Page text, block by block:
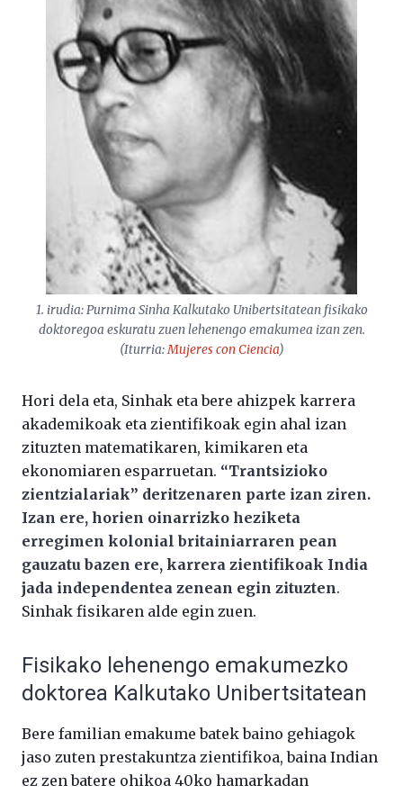
1. irudia: Purnima Sinha Kalkutako Unibertsitatean fisikako
doktoregoa eskuratu zuen lehenengo emakumea izan zen.
(Iturria:Mujeres con Ciencia)
Hori dela eta, Sinhak eta bere ahizpek karrera
akademikoak eta zientifikoak egin ahal izan
zituzten matematikaren, kimikaren eta
ekonomiaren esparruetan. “Trantsizioko
zientzialariak” deritzenaren parte izan ziren.
Izan ere, horien oinarrizko heziketa
erregimen kolonial britainiarraren pean
gauzatu bazen ere, karrera zientifikoak India
jada independentea zenean egin zituzten.
Sinhak fisikaren alde egin zuen.
Fisikako lehenengo emakumezko
doktorea Kalkutako Unibertsitatean
Bere familian emakume batek baino gehiagok
jaso zuten prestakuntza zientifikoa, baina Indian
ez zen batere ohikoa 40ko hamarkadan